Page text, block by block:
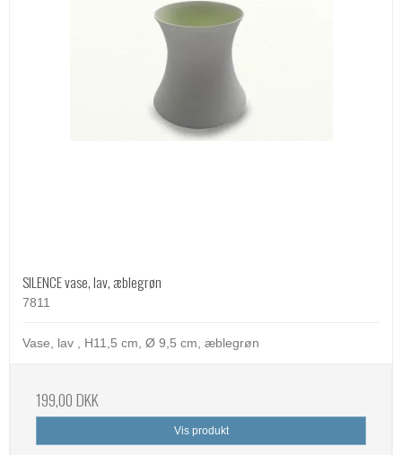
SILENCE vase, lav, æblegrøn
7811
Vase, lav , H11,5 cm, Ø 9,5 cm, æblegrøn
199,00 DKK
Vis produkt